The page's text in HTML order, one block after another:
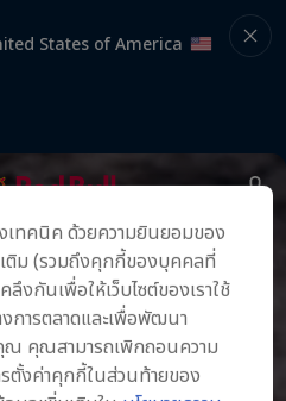
States of America
เทคนิค ด้วยความยินยอมของ
ติม (รวมถึงคุกกี้ของบุคคลที่
งกันเพื่อให้เว็บไซต์ของเราใช้
การตลาดและเพื่อพัฒนา
คุณสามารถเพิกถอนความ
งค่าคุกกี้ในส่วนท้ายของ